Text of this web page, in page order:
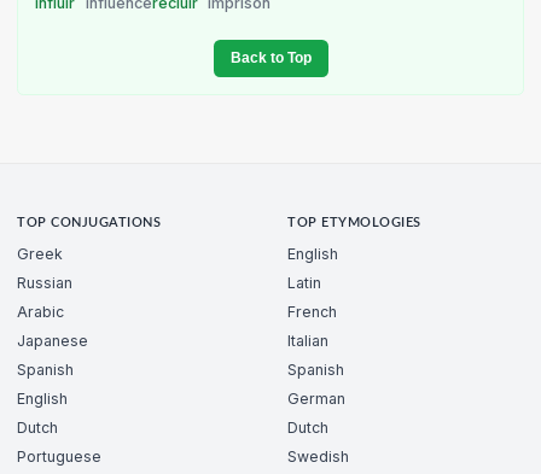
Back to Top
TOP CONJUGATIONS
Greek
Russian
Arabic
Japanese
Spanish
English
Dutch
Portuguese
TOP ETYMOLOGIES
English
Latin
French
Italian
Spanish
German
Dutch
Swedish